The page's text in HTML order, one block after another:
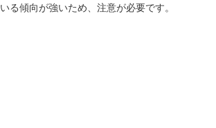
る傾向が強いため、注意が必要です。